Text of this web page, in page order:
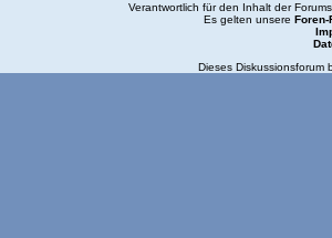
Verantwortlich für den Inhalt der
Es gelten unsere
Dieses Diskussionsforum